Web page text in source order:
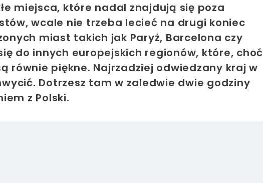
miejsca, które nadal znajdują się poza
wcale nie trzeba lecieć na drugi koniec
miast takich jak Paryż, Barcelona czy
do innych europejskich regionów, które, choć
równie piękne. Najrzadziej odwiedzany kraj w
Dotrzesz tam w zaledwie dwie godziny
z Polski.